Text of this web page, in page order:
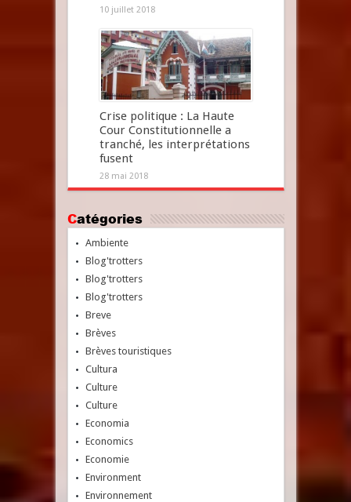
10 juillet 2018
Crise politique : La Haute
Cour Constitutionnelle a
tranché, les interprétations
fusent
28 mai 2018
Catégories
Ambiente
Blog'trotters
Blog'trotters
Blog'trotters
Breve
Brèves
Brèves touristiques
Cultura
Culture
Culture
Economia
Economics
Economie
Environment
Environnement